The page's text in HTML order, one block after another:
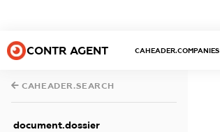
CONTR AGENT CAHEADER.COMPANIES
CAHEADER.SEARCH
document.dossier